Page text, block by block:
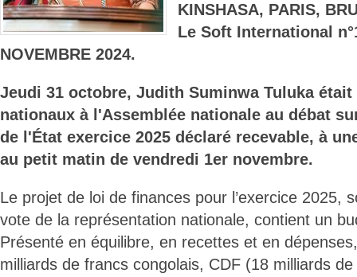
KINSHASA, PARIS,
Le Soft International
NOVEMBRE 2024.
Jeudi 31 octobre, Judith Suminwa Tuluka était
nationaux à l'Assemblée nationale au débat
de l'État exercice 2025 déclaré recevable, à
au petit matin de vendredi 1er novembre.
Le projet de loi de finances pour l’exercice 2025,
vote de la représentation nationale, contient un
Présenté en équilibre, en recettes et en
milliards de francs congolais, CDF (18 milliards